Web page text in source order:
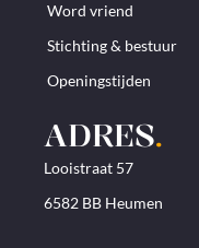
Word vriend
Stichting & bestuur
Openingstijden
ADRES.
Looistraat 57
6582 BB Heumen